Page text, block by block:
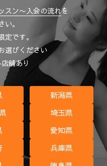
スン〜入会の流れを
い。
です。
選びください
舗あり
新潟県
埼玉県
愛知県
兵庫県